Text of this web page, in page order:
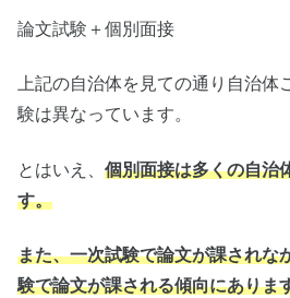
論文試験＋個別面接
上記の自治体を見ての通り自治
験は異なっています。
とはいえ、 個別面接は多くの自治
す。
また、一次試験で論文が課されな
験で論文が課される傾向にありま